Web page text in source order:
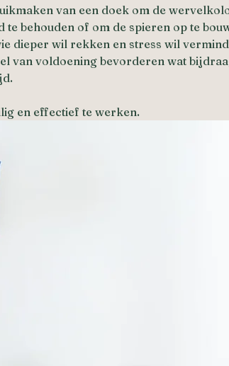
van een doek om de
behouden of om de spieren op te
dieper wil rekken en stress wil
van voldoening bevorderen wat
en effectief te werken.